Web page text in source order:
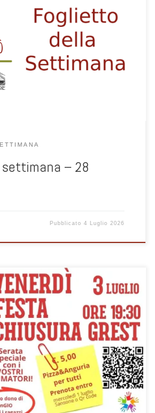
– 28
Pubblicato4 Luglio 2026
6 giugno 2026 ore 18:00